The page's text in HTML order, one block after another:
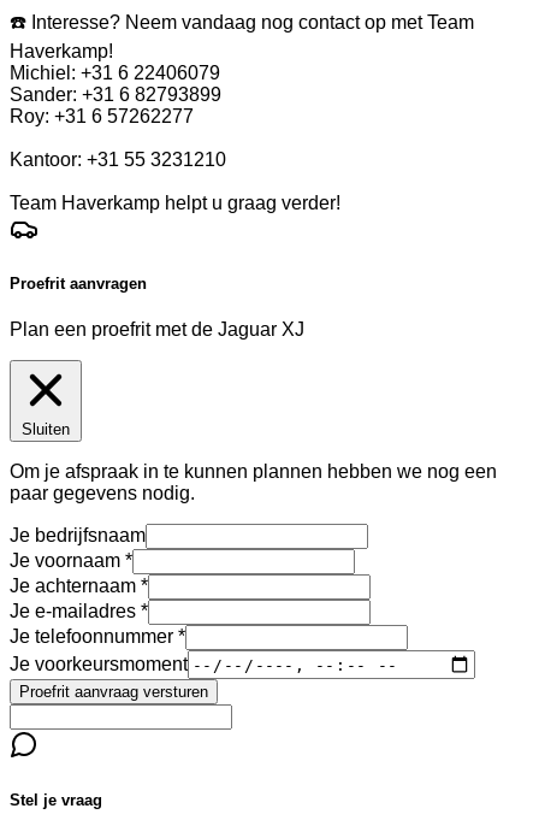
☎️ Interesse? Neem vandaag nog contact op met Team
Haverkamp!
Michiel: +31 6 22406079
Sander: +31 6 82793899
Roy: +31 6 57262277
Kantoor: +31 55 3231210
Team Haverkamp helpt u graag verder!
Proefrit aanvragen
Plan een proefrit met de Jaguar XJ
Sluiten
Om je afspraak in te kunnen plannen hebben we nog een
paar gegevens nodig.
Je bedrijfsnaam
Je voornaam
Je achternaam
Je e-mailadres
Je telefoonnummer
Je voorkeursmoment
Proefrit aanvraag versturen
Stel je vraag